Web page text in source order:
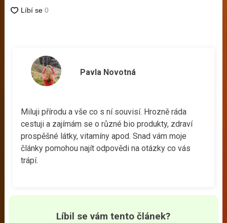
Pavla Novotná
Miluji přírodu a vše co s ní souvisí. Hrozně ráda
cestuji a zajímám se o různé bio produkty, zdraví
prospěšné látky, vitamíny apod. Snad vám moje
články pomohou najít odpovědi na otázky co vás
trápí.
Líbil se vám tento článek?